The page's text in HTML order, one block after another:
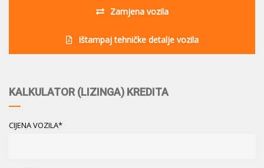
Zamjena vozila
Ištampaj tehničke detalje vozila
KALKULATOR (LIZINGA) KREDITA
CIJENA VOZILA*